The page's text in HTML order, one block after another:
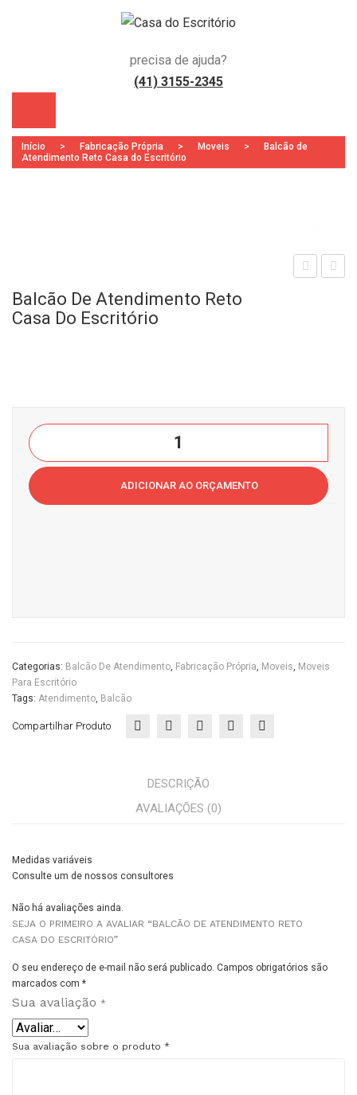
precisa de ajuda?
(41) 3155-2345
Início > Fabricação Própria > Moveis >
Balcão de
Atendimento Reto Casa do Escritório
nto
m
io
nto
ular
Cas
Balcão De Atendimento Reto
Casa Do Escritório
Balcão
de
Atendimento
Reto
ADICIONAR AO ORÇAMENTO
Categorias: Balcão De Atendimento, Fabricação Própria, Moveis, Moveis
Para Escritório
Tags: Atendimento, Balcão
Compartilhar Produto
DESCRIÇÃO
AVALIAÇÕES (0)
Medidas variáveis
Consulte um de nossos consultores
Não há avaliações ainda.
SEJA O PRIMEIRO A AVALIAR “BALCÃO DE ATENDIMENTO RETO
CASA DO ESCRITÓRIO”
O seu endereço de e-mail não será publicado. Campos obrigatórios são
marcados com *
Sua avaliação *
Sua avaliação sobre o produto *